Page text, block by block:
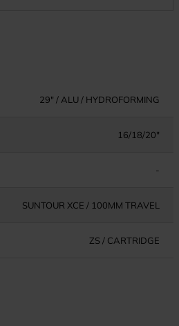
29" / ALU / HYDROFORMING
16/18/20"
-
SUNTOUR XCE / 100MM TRAVEL
ZS / CARTRIDGE